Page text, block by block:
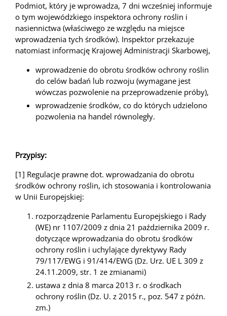
Podmiot, który je wprowadza, 7 dni wcześniej informuje
o tym wojewódzkiego inspektora ochrony roślin i
nasiennictwa (właściwego ze względu na miejsce
wprowadzenia tych środków). Inspektor przekazuje
natomiast informację Krajowej Administracji Skarbowej,
wprowadzenie do obrotu środków ochrony roślin
do celów badań lub rozwoju (wymagane jest
wówczas pozwolenie na przeprowadzenie próby),
wprowadzenie środków, co do których udzielono
pozwolenia na handel równoległy.
Przypisy:
[1] Regulacje prawne dot. wprowadzania do obrotu
środków ochrony roślin, ich stosowania i kontrolowania
w Unii Europejskiej:
rozporządzenie Parlamentu Europejskiego i Rady
(WE) nr 1107/2009 z dnia 21 października 2009 r.
dotyczące wprowadzania do obrotu środków
ochrony roślin i uchylające dyrektywy Rady
79/117/EWG i 91/414/EWG (Dz. Urz. UE L 309 z
24.11.2009, str. 1 ze zmianami)
ustawa z dnia 8 marca 2013 r. o środkach
ochrony roślin (Dz. U. z 2015 r., poz. 547 z późn.
zm.)